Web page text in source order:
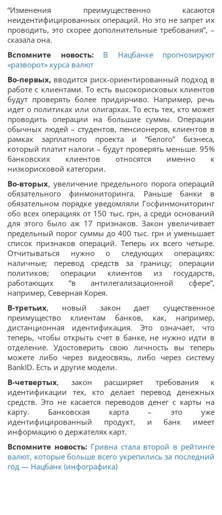
“Изменения преимущественно касаются
неидентифицированных операций. Но это не запрет их
проводить, это скорее дополнительные требования”, –
сказала она.
Вспомните новость: В Нацбанке прогнозируют
«разворот» курса валют
Во-первых, вводится риск-ориентированный подход в
работе с клиентами. То есть высокорисковых клиентов
будут проверять более придирчиво. Например, речь
идет о политиках или олигархах. То есть тех, кто может
проводить операции на большие суммы. Операции
обычных людей – студентов, пенсионеров, клиентов в
рамках зарплатного проекта и “белого” бизнеса,
который платит налоги – будут проверять меньше. 95%
банковских клиентов относятся именно к
низкорисковой категории.
Во-вторых, увеличение предельного порога операций
обязательного финмониторинга. Раньше банки в
обязательном порядке уведомляли Госфинмониторинг
обо всех операциях от 150 тыс. грн, а среди оснований
для этого было аж 17 признаков. Закон увеличивает
предельный порог суммы до 400 тыс. грн и уменьшает
список признаков операций. Теперь их всего четыре.
Отчитываться нужно о следующих операциях:
наличные; перевод средств за границу; операции
политиков; операции клиентов из государств,
работающих “в антилегализационной сфере”,
например, Северная Корея.
В-третьих, новый закон дает существенное
преимущество клиентам банков, как, например,
дистанционная идентификация. Это означает, что
теперь, чтобы открыть счет в банке, не нужно идти в
отделение. Удостоверить свою личность вы теперь
можете либо через видеосвязь, либо через систему
BankID. Есть и другие модели.
В-четвертых, закон расширяет требования к
идентификации тех, кто делает перевод денежных
средств. Это не касается переводов денег с карты на
карту. Банковская карта – это уже
идентифицированный продукт, и банк имеет
информацию о держателях карт.
Вспомните новость: Гривна стала второй в рейтинге
валют, которые больше всего укрепились за последний
год — Нацбанк (инфографика)